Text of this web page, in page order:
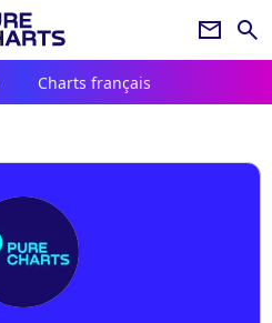
newsletter search
Charts français